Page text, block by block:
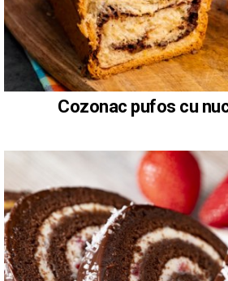
Cozonac pufos cu